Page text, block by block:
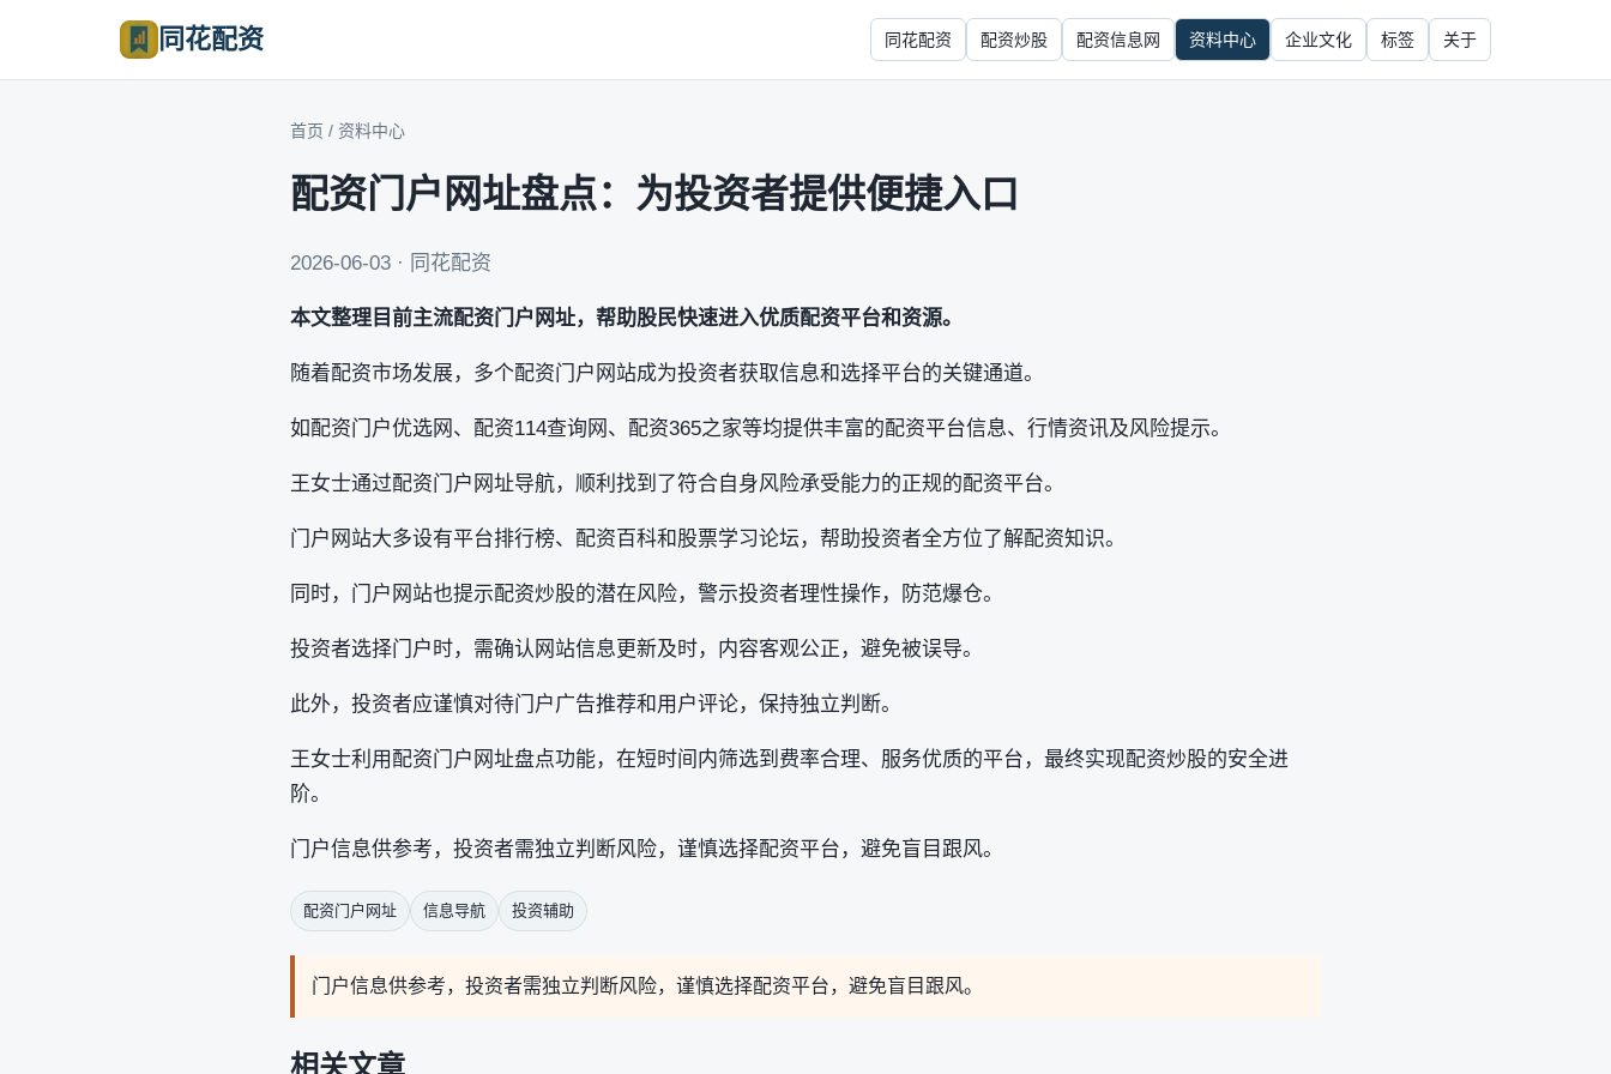
同花配资 同花配资 配资炒股 配资信息网 资料中心 企业文化 标签 关于
首页 / 资料中心
配资门户网址盘点：为投资者提供便捷入口
2026-06-03 · 同花配资
本文整理目前主流配资门户网址，帮助股民快速进入优质配资平台和资源。
随着配资市场发展，多个配资门户网站成为投资者获取信息和选择平台的关键通道。
如配资门户优选网、配资114查询网、配资365之家等均提供丰富的配资平台信息、行情资讯及风险提示。
王女士通过配资门户网址导航，顺利找到了符合自身风险承受能力的正规的配资平台。
门户网站大多设有平台排行榜、配资百科和股票学习论坛，帮助投资者全方位了解配资知识。
同时，门户网站也提示配资炒股的潜在风险，警示投资者理性操作，防范爆仓。
投资者选择门户时，需确认网站信息更新及时，内容客观公正，避免被误导。
此外，投资者应谨慎对待门户广告推荐和用户评论，保持独立判断。
王女士利用配资门户网址盘点功能，在短时间内筛选到费率合理、服务优质的平台，最终实现配资炒股的安全进
阶。
门户信息供参考，投资者需独立判断风险，谨慎选择配资平台，避免盲目跟风。
配资门户网址 信息导航 投资辅助
门户信息供参考，投资者需独立判断风险，谨慎选择配资平台，避免盲目跟风。
相关文章